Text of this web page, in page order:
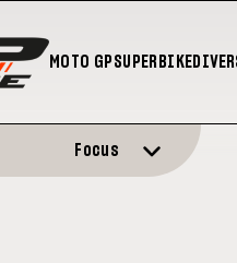
MOTO GPSUPERBIKE
Focus